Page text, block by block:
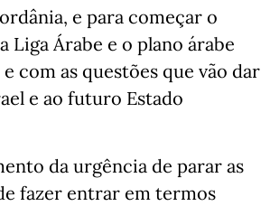
e para começar o
Árabe e o plano árabe
com as questões que vão dar
e ao futuro Estado
da urgência de parar as
fazer entrar em termos